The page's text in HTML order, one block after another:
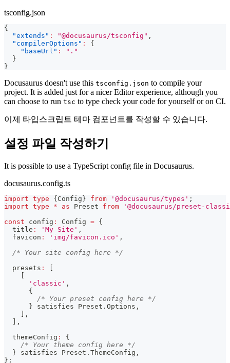
tsconfig.json
{
"extends" : "@docusaurus/tsconfig" ,
"compilerOptions" :
{
"baseUrl" :
"."
}
}
Docusaurus doesn't use this tsconfig.json to compile your
project. It is added just for a nicer Editor experience, although you
can choose to run tsc to type check your code for yourself or on CI.
이제 타입스크립트 테마 컴포넌트를 작성할 수 있습니다.
설정 파일 작성하기
It is possible to use a TypeScript config file in Docusaurus.
docusaurus.config.ts
import type { Config } from '@docusaurus/types' ;
import type * as Preset from
'@docusaurus/preset-
const config : Config = {
  title
: 'My Site' ,
  favicon
: 'img/favicon.ico' ,
/* Your site config here */
  presets
:
'classic' ,
{
/* Your preset config here */
} satisfies Preset . Options ,
,
,
  themeConfig
:
{
/* Your theme config here */
} satisfies Preset . ThemeConfig ,
} ;